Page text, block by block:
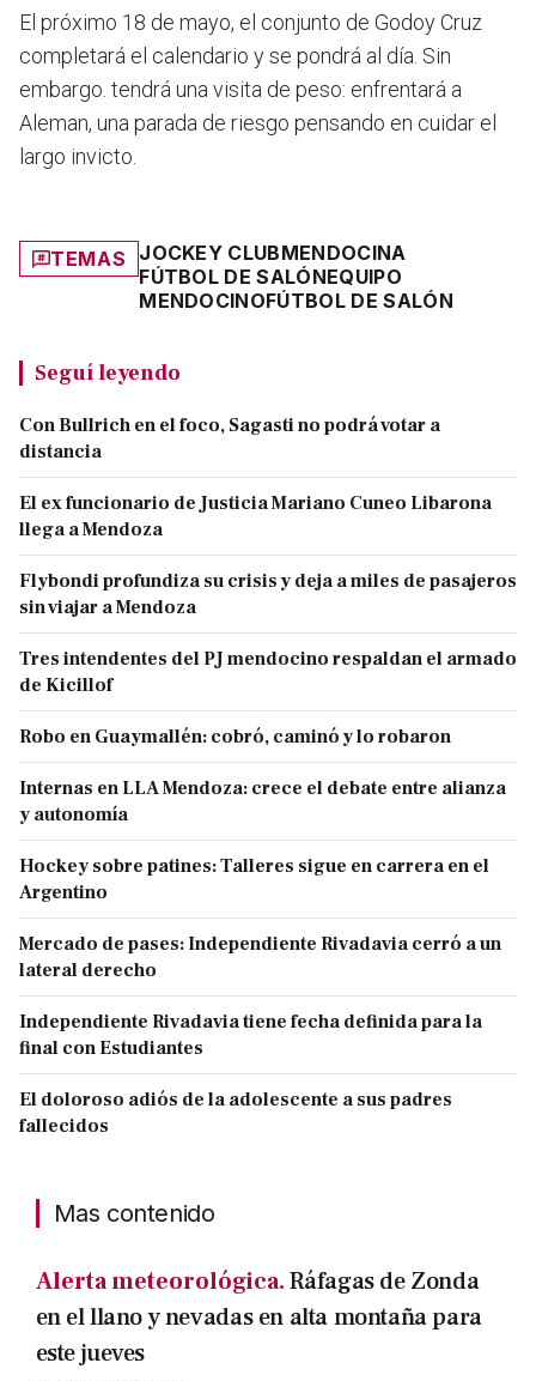
El próximo 18 de mayo, el conjunto de Godoy Cruz
completará el calendario y se pondrá al día. Sin
embargo. tendrá una visita de peso: enfrentará a
Aleman, una parada de riesgo pensando en cuidar el
largo invicto.
TEMAS JOCKEY CLUBMENDOCINA
FÚTBOL DE SALÓNEQUIPO
MENDOCINOFÚTBOL DE SALÓN
Seguí leyendo
Con Bullrich en el foco, Sagasti no podrá votar a
distancia
El ex funcionario de Justicia Mariano Cuneo Libarona
llega a Mendoza
Flybondi profundiza su crisis y deja a miles de pasajeros
sin viajar a Mendoza
Tres intendentes del PJ mendocino respaldan el armado
de Kicillof
Robo en Guaymallén: cobró, caminó y lo robaron
Internas en LLA Mendoza: crece el debate entre alianza
y autonomía
Hockey sobre patines: Talleres sigue en carrera en el
Argentino
Mercado de pases: Independiente Rivadavia cerró a un
lateral derecho
Independiente Rivadavia tiene fecha definida para la
final con Estudiantes
El doloroso adiós de la adolescente a sus padres
fallecidos
Mas contenido
Alerta meteorológica.Ráfagas de Zonda
en el llano y nevadas en alta montaña para
este jueves